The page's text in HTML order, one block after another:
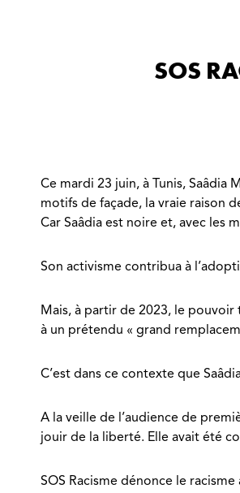
SOS
Ce mardi 23 juin, à Tunis,
motifs de façade, la vraie raison
Car Saâdia est noire et, avec les
Son activisme contribua à
Mais, à partir de 2023, le pouvoir
à un prétendu « grand
C’est dans ce contexte que
A la veille de l’audience de
jouir de la liberté. Elle avait été
SOS Racisme dénonce le